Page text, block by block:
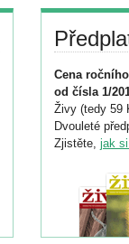
Cena
od čísla 1/
Živy (tedy 59
Dvouleté
Zjistěte, jak